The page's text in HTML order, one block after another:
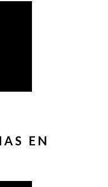
EN